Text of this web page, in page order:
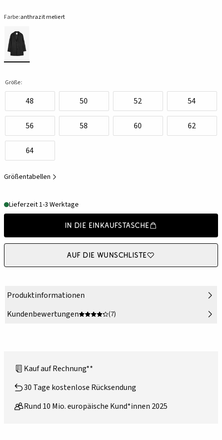
Farbe:anthrazit meliert
Größe:
48 50 52 54
56 58 60 62
64
Größentabellen
Lieferzeit 1-3 Werktage
In die Einkaufstasche
Auf die Wunschliste
Produktinformationen
Kundenbewertungen
(7)
Kauf auf Rechnung**
30 Tage kostenlose Rücksendung
Rund 10 Mio. europäische Kund*innen 2025